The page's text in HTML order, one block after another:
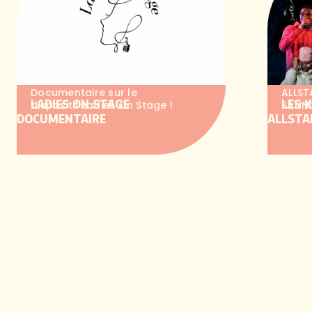
LADIES ON STAGE
DOCUMENTAIRE
Documentaire sur le
dispositif Ladies On Stage !
LES